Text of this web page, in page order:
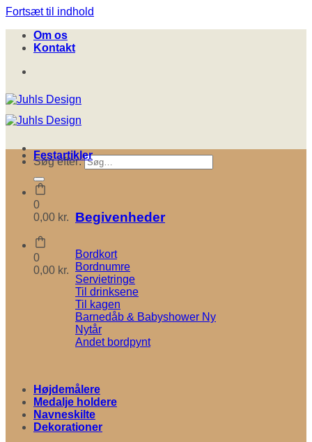
Fortsæt til indhold
Om os
Kontakt
Søg efter:
0
0,00 kr.
0
0,00 kr.
Festartikler
Begivenheder
Bordkort
Bordnumre
Servietringe
Til drinksene
Til kagen
Barnedåb & Babyshower
Nytår
Andet bordpynt
Højdemålere
Medalje holdere
Navneskilte
Dekorationer